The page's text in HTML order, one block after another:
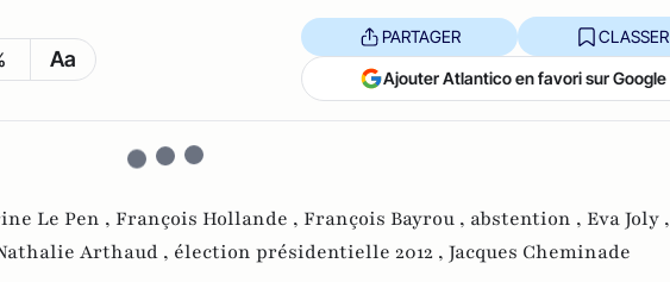
Aa
PARTAGER CLASSER
Ajouter Atlantico en favori sur Google
Le Pen , François Hollande , François Bayrou , abstention , Eva Joly ,
Arthaud , élection présidentielle 2012 , Jacques Cheminade